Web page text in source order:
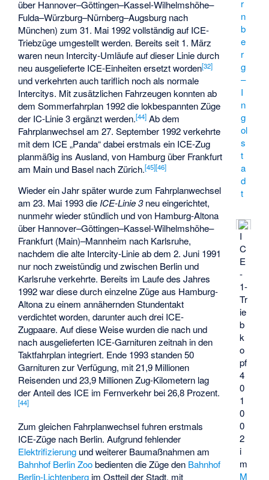
r
n
b
e
r
g
–
I
n
g
ol
s
t
a
d
t
I
C
E
-
1-
Tr
ie
b
k
o
pf
4
0
1
0
0
2
i
m
M
über Hannover–Göttingen–Kassel-Wilhelmshöhe–
Fulda–Würzburg–Nürnberg–Augsburg nach
München) zum 31. Mai 1992 vollständig auf ICE-
Triebzüge umgestellt werden. Bereits seit 1. März
waren neun Intercity-Umläufe auf dieser Linie durch
neu ausgelieferte ICE-Einheiten ersetzt worden[32]
und verkehrten auch tariflich noch als normale
Intercitys. Mit zusätzlichen Fahrzeugen konnten ab
dem Sommerfahrplan 1992 die lokbespannten Züge
der IC-Linie 3 ergänzt werden.[44] Ab dem
Fahrplanwechsel am 27. September 1992 verkehrte
mit dem ICE „Panda“ dabei erstmals ein ICE-Zug
planmäßig ins Ausland, von Hamburg über Frankfurt
am Main und Basel nach Zürich.[45][46]
Wieder ein Jahr später wurde zum Fahrplanwechsel
am 23. Mai 1993 die ICE-Linie 3neu eingerichtet,
nunmehr wieder stündlich und von Hamburg-Altona
über Hannover–Göttingen–Kassel-Wilhelmshöhe–
Frankfurt (Main)–Mannheim nach Karlsruhe,
nachdem die alte Intercity-Linie ab dem 2. Juni 1991
nur noch zweistündig und zwischen Berlin und
Karlsruhe verkehrte. Bereits im Laufe des Jahres
1992 war diese durch einzelne Züge aus Hamburg-
Altona zu einem annähernden Stundentakt
verdichtet worden, darunter auch drei ICE-
Zugpaare. Auf diese Weise wurden die nach und
nach ausgelieferten ICE-Garnituren zeitnah in den
Taktfahrplan integriert. Ende 1993 standen 50
Garnituren zur Verfügung, mit 21,9 Millionen
Reisenden und 23,9 Millionen Zug-Kilometern lag
der Anteil des ICE im Fernverkehr bei 26,8 Prozent.
[44]
Zum gleichen Fahrplanwechsel fuhren erstmals
ICE-Züge nach Berlin. Aufgrund fehlender
Elektrifizierung und weiterer Baumaßnahmen am
Bahnhof Berlin Zoobedienten die Züge den Bahnhof
Berlin-Lichtenberg im Ostteil der Stadt, mit